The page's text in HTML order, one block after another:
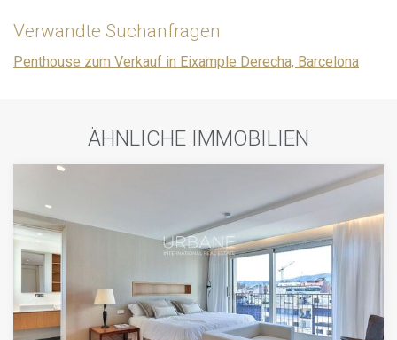
Verwandte Suchanfragen
Penthouse zum Verkauf in Eixample Derecha, Barcelona
ÄHNLICHE IMMOBILIEN